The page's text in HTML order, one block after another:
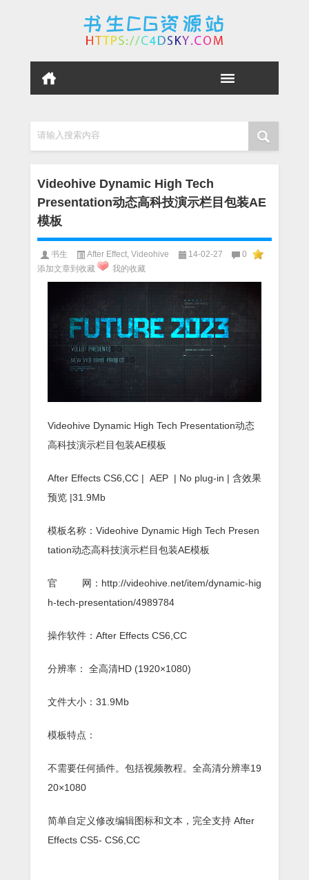
请输入搜索内容
Videohive Dynamic High Tech
Presentation动态高科技演示栏目包装AE
模板
书生 After Effect Videohive 14-02-27
0
添加文章到收藏
我的收藏
Videohive Dynamic High Tech Presentation动态
高科技演示栏目包装AE模板
After Effects CS6,CC | AEP | No plug-in | 含效果
预览 |31.9Mb
模板名称：Videohive Dynamic High Tech Presen
tation动态高科技演示栏目包装AE模板
官 网：http://videohive.net/item/dynamic-hig
h-tech-presentation/4989784
操作软件：After Effects CS6,CC
分辨率： 全高清HD (1920×1080)
文件大小：31.9Mb
模板特点：
不需要任何插件。包括视频教程。全高清分辨率19
20×1080
简单自定义修改编辑图标和文本，完全支持 After
Effects CS5- CS6,CC